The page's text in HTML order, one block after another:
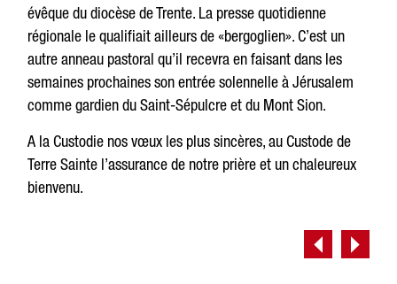
évêque du diocèse de Trente. La presse quotidienne
régionale le qualifiait ailleurs de «bergoglien». C’est un
autre anneau pastoral qu’il recevra en faisant dans les
semaines prochaines son entrée solennelle à Jérusalem
comme gardien du Saint-Sépulcre et du Mont Sion.
A la Custodie nos vœux les plus sincères, au Custode de
Terre Sainte l’assurance de notre prière et un chaleureux
bienvenu.